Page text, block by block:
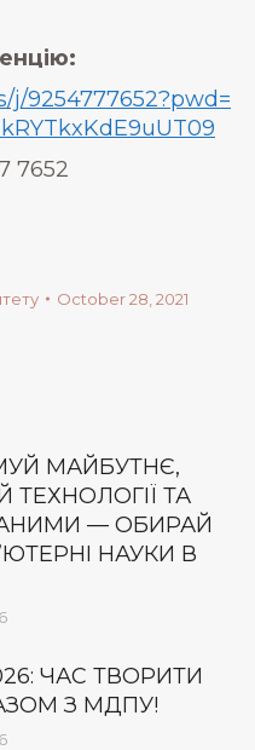
j/9254777652?pwd=
09
7652
October 28, 2021
МАЙБУТНЄ,
ТА
— ОБИРАЙ
НАУКИ В
ЧАС ТВОРИТИ
З МДПУ!